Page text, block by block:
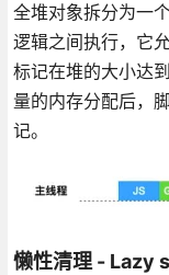
全堆对象拆分为一
逻辑之间执行，它
标记在堆的大小达
量的内存分配后，
记。
懒性清理 - Lazy